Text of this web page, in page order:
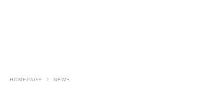
HOMEPAGE NEWS